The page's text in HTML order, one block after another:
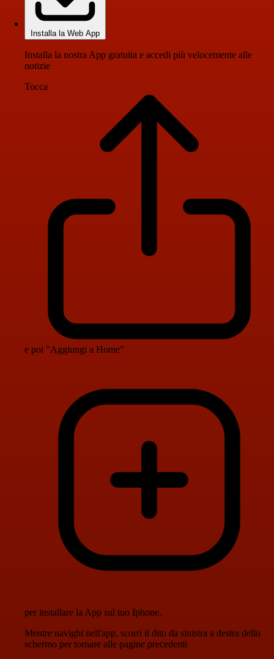
Installa la Web App
Installa la nostra App gratuita e accedi più velocemente alle
notizie
Tocca
e poi "Aggiungi a Home"
per installare la App sul tuo Iphone.
Mentre navighi nell'app, scorri il dito da sinistra a destra dello
schermo per tornare alle pagine precedenti